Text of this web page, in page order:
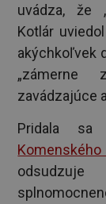
uvádza, že
Kotlár
akýchkoľvek
„zámerne
zavádzajúce
Pridala